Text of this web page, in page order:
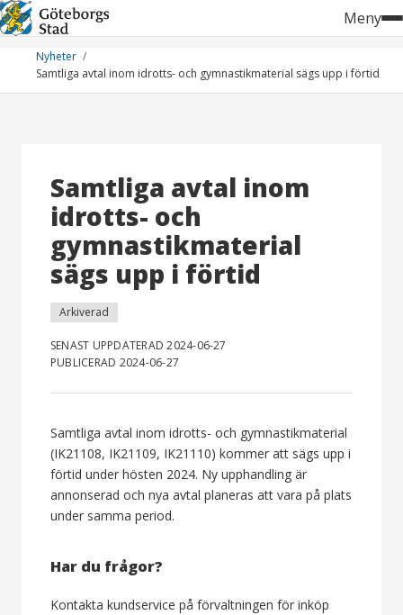
Hoppa
till
innehåll
Meny
Nyheter
Samtliga avtal inom idrotts- och gymnastikmaterial sägs upp i förtid
Samtliga avtal inom
idrotts- och
gymnastikmaterial
sägs upp i förtid
Arkiverad
SENAST UPPDATERAD 2024-06-27
PUBLICERAD 2024-06-27
Samtliga avtal inom idrotts- och gymnastikmaterial
(IK21108, IK21109, IK21110) kommer att sägs upp i
förtid under hösten 2024. Ny upphandling är
annonserad och nya avtal planeras att vara på plats
under samma period.
Har du frågor?
Kontakta kundservice på förvaltningen för inköp